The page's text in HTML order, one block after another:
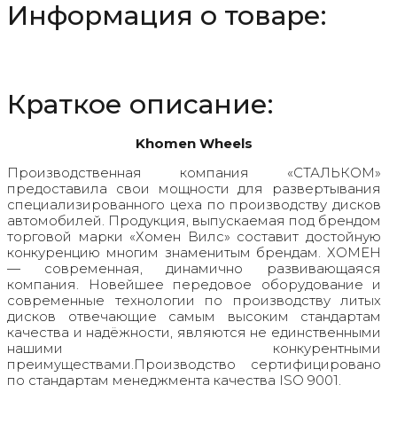
ET46
D63.3
Информация о товаре:
Краткое описание:
Khomen Wheels
Производственная компания «СТАЛЬКОМ»
предоставила свои мощности для развертывания
специализированного цеха по производству дисков
автомобилей. Продукция, выпускаемая под брендом
торговой марки «Хомен Вилс» составит достойную
конкуренцию многим знаменитым брендам. ХОМЕН
— современная, динамично развивающаяся
компания. Новейшее передовое оборудование и
современные технологии по производству литых
дисков отвечающие самым высоким стандартам
качества и надёжности, являются не единственными
нашими конкурентными
преимуществами.Производство сертифицировано
по стандартам менеджмента качества ISO 9001.